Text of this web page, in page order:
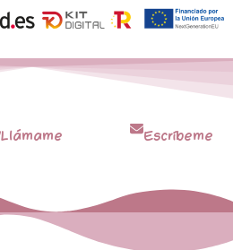
Llámame Escríbeme